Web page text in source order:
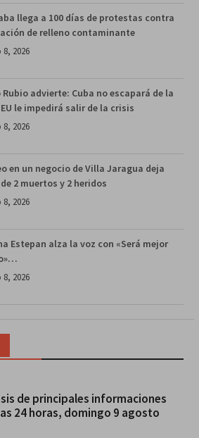
llega a 100 días de protestas contra
de relleno contaminante
2026
Rubio advierte: Cuba no escapará de la
le impedirá salir de la crisis
2026
en un negocio de Villa Jaragua deja
2 muertos y 2 heridos
2026
Estepan alza la voz con «Será mejor
2026
de principales informaciones
24 horas, domingo 9 agosto